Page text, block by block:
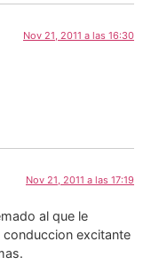
Nov 21, 2011 a las 16:30
Nov 21, 2011 a las 17:19
al que le
excitante